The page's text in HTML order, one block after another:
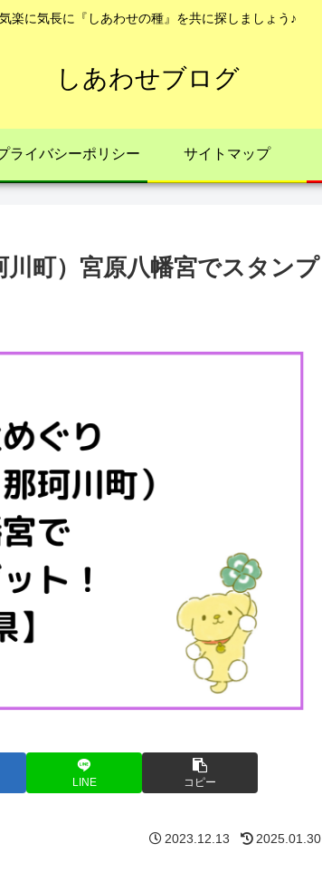
気楽に気長に『しあわせの種』を共に探しましょう♪
しあわせブログ
ライバシーポリシー サイトマップ
町）宮原八幡宮でスタンプ
LINE コピー
2023.12.13 2025.01.30